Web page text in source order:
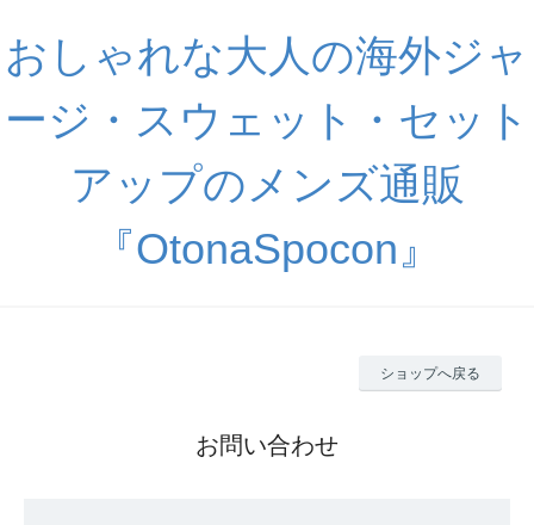
おしゃれな大人の海外ジャ
ージ・スウェット・セット
アップのメンズ通販
『OtonaSpocon』
ショップへ戻る
お問い合わせ